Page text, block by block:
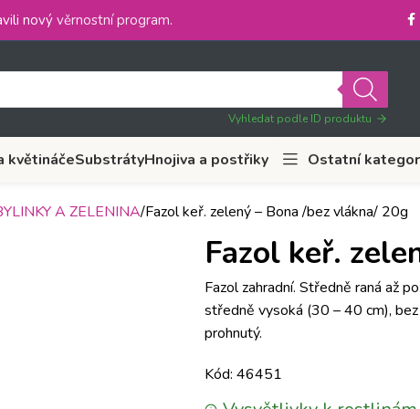
nový věrnostní program.
Vyhledat podle ID produktu
květináčeSubstrátyHnojiva a postřiky Ostatní
A ZELENINA Fazol keř. zelený – Bona /bez vlákna/ 20g
Fazol keř.
Fazol zahradní. Středně raná až
středně vysoká (30 – 40 cm),
prohnutý.
Kód: 46451